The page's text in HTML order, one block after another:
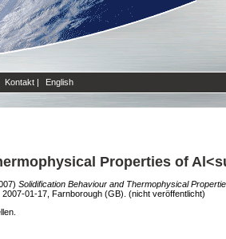
Kontakt | English
Properties of
Solidification Behaviour and Thermophysical
01-17, Farnborough (GB). (nicht veröffentlicht)